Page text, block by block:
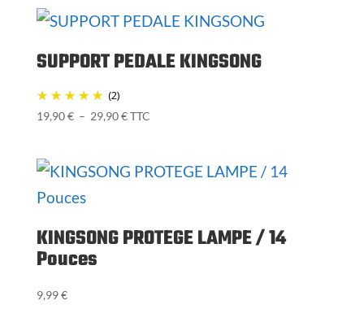
SUPPORT PEDALE KINGSONG
(2)
19,90€ – 29,90€Plage
19,90 €
TTC
KINGSONG PROTEGE LAMPE / 14
Pouces
9,99€